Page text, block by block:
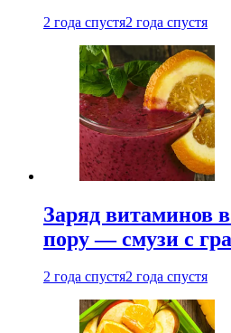
2 года спустя2 года спустя
Заряд витаминов
пору — смузи с
2 года спустя2 года спустя